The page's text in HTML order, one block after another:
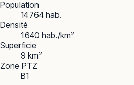
Population
14 764 hab.
Densité
1 640 hab./km²
Superficie
9 km²
Zone PTZ
B1